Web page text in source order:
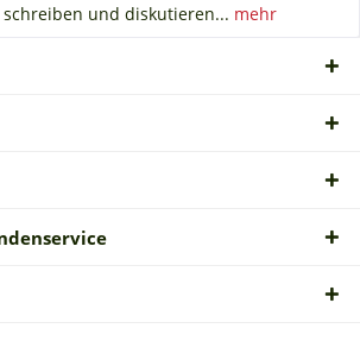
und diskutieren... mehr